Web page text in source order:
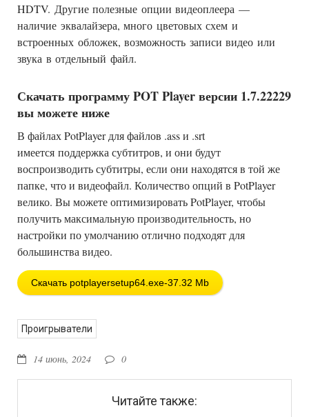
HDTV. Другие полезные опции видеоплеера —
наличие эквалайзера, много цветовых схем и
встроенных обложек, возможность записи видео или
звука в отдельный файл.
Скачать программу POT Player версии 1.7.22229
вы можете ниже
В файлах PotPlayer для файлов .ass и .srt
имеется поддержка субтитров, и они будут
воспроизводить субтитры, если они находятся в той же
папке, что и видеофайл. Количество опций в PotPlayer
велико. Вы можете оптимизировать PotPlayer, чтобы
получить максимальную производительность, но
настройки по умолчанию отлично подходят для
большинства видео.
Скачать potplayersetup64.exe-37.32 Mb
Проигрыватели
14 июнь, 2024 0
Читайте также: